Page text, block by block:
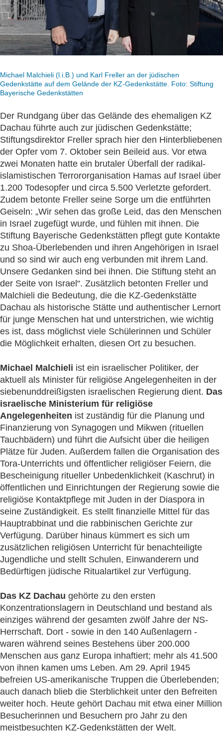
Michael Malchieli (l.i.B.) und Karl Freller an der jüdischen
Gedenkstätte auf dem Gelände der KZ-Gedenkstätte. Foto: Stiftung
Bayerische Gedenkstätten
Der Rundgang über das Gelände des ehemaligen KZ
Dachau führte auch zur jüdischen Gedenkstätte;
Stiftungsdirektor Freller sprach hier den Hinterbliebenen
der Opfer vom 7. Oktober sein Beileid aus. Vor etwa
zwei Monaten hatte ein brutaler Überfall der radikal-
islamistischen Terrororganisation Hamas auf Israel über
1.200 Todesopfer und circa 5.500 Verletzte gefordert.
Zudem betonte Freller seine Sorge um die entführten
Geiseln: „Wir sehen das große Leid, das den Menschen
in Israel zugefügt wurde, und fühlen mit ihnen. Die
Stiftung Bayerische Gedenkstätten pflegt gute Kontakte
zu Shoa-Überlebenden und ihren Angehörigen in Israel
und so sind wir auch eng verbunden mit ihrem Land.
Unsere Gedanken sind bei ihnen. Die Stiftung steht an
der Seite von Israel“. Zusätzlich betonten Freller und
Malchieli die Bedeutung, die die KZ-Gedenkstätte
Dachau als historische Stätte und authentischer Lernort
für junge Menschen hat und unterstrichen, wie wichtig
es ist, dass möglichst viele Schülerinnen und Schüler
die Möglichkeit erhalten, diesen Ort zu besuchen.
Michael Malchieli ist ein israelischer Politiker, der
aktuell als Minister für religiöse Angelegenheiten in der
siebenunddreißigsten israelischen Regierung dient. Das
israelische Ministerium für religiöse
Angelegenheiten ist zuständig für die Planung und
Finanzierung von Synagogen und Mikwen (rituellen
Tauchbädern) und führt die Aufsicht über die heiligen
Plätze für Juden. Außerdem fallen die Organisation des
Tora-Unterrichts und öffentlicher religiöser Feiern, die
Bescheinigung ritueller Unbedenklichkeit (Kaschrut) in
öffentlichen und Einrichtungen der Regierung sowie die
religiöse Kontaktpflege mit Juden in der Diaspora in
seine Zuständigkeit. Es stellt finanzielle Mittel für das
Hauptrabbinat und die rabbinischen Gerichte zur
Verfügung. Darüber hinaus kümmert es sich um
zusätzlichen religiösen Unterricht für benachteiligte
Jugendliche und stellt Schulen, Einwanderern und
Bedürftigen jüdische Ritualartikel zur Verfügung.
Das KZ Dachau gehörte zu den ersten
Konzentrationslagern in Deutschland und bestand als
einziges während der gesamten zwölf Jahre der NS-
Herrschaft. Dort - sowie in den 140 Außenlagern -
waren während seines Bestehens über 200.000
Menschen aus ganz Europa inhaftiert; mehr als 41.500
von ihnen kamen ums Leben. Am 29. April 1945
befreien US-amerikanische Truppen die Überlebenden;
auch danach blieb die Sterblichkeit unter den Befreiten
weiter hoch. Heute gehört Dachau mit etwa einer Million
Besucherinnen und Besuchern pro Jahr zu den
meistbesuchten KZ-Gedenkstätten der Welt.